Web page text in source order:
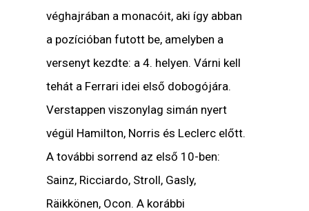
véghajrában a monacóit, aki így abban
a pozícióban futott be, amelyben a
versenyt kezdte: a 4. helyen. Várni kell
tehát a Ferrari idei első dobogójára.
Verstappen viszonylag simán nyert
végül Hamilton, Norris és Leclerc előtt.
A további sorrend az első 10-ben:
Sainz, Ricciardo, Stroll, Gasly,
Räikkönen, Ocon. A korábbi